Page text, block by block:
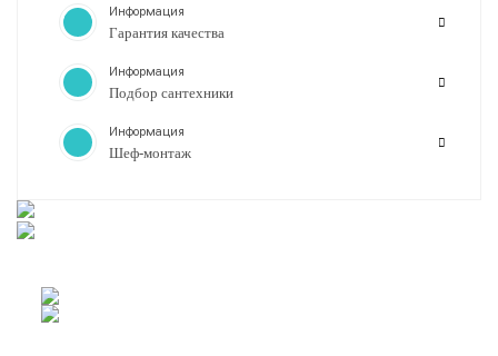
Информация
Гарантия качества
Информация
Подбор сантехники
Информация
Шеф-монтаж